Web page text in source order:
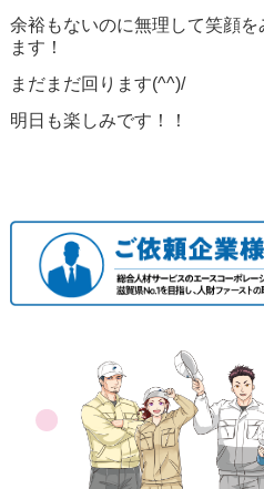
余裕もないのに無理して笑顔を
ます！
まだまだ回ります(^^)/
明日も楽しみです！！